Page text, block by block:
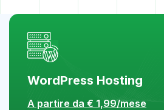
WordPress Hosting
A partire da € 1,99/mese